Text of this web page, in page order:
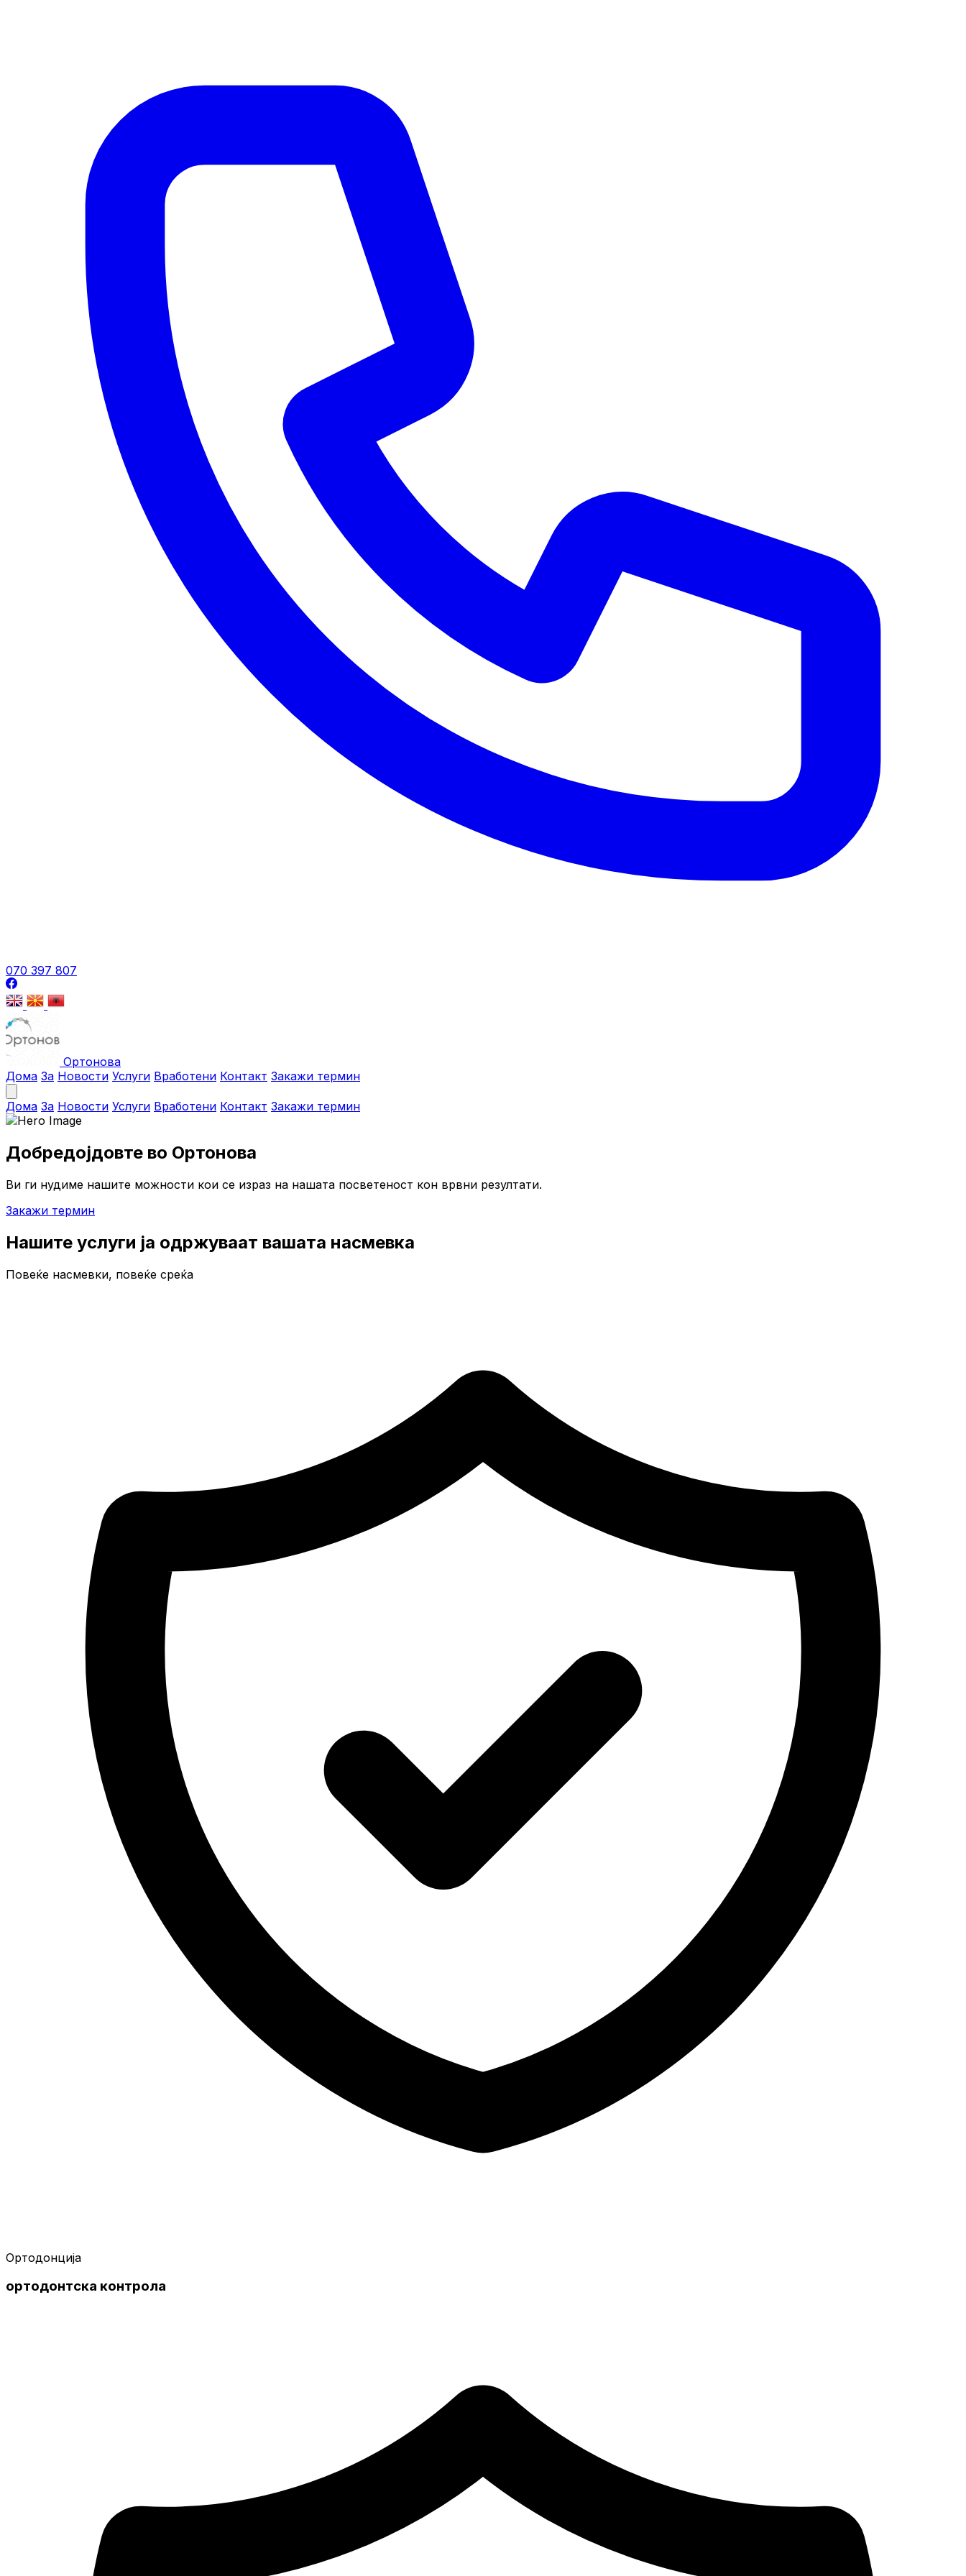
070 397 807
Ортонова
Дома За Новости Услуги Вработени Контакт Закажи термин
Дома За Новости Услуги Вработени Контакт Закажи термин
Добредојдовте во Ортонова
Ви ги нудиме нашите можности кои се израз на нашата посветеност кон врвни резултати.
Закажи термин
Нашите услуги ја одржуваат вашата насмевка
Повеќе насмевки, повеќе среќа
Ортодонција
ортодонтска контрола